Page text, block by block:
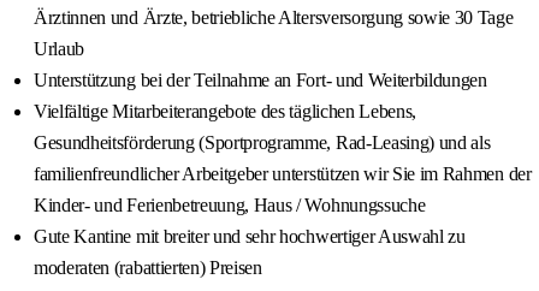
Ärztinnen und Ärzte, betriebliche Altersversorgung sowie 30 Tage
Urlaub
Unterstützung bei der Teilnahme an Fort- und Weiterbildungen
Vielfältige Mitarbeiterangebote des täglichen Lebens,
Gesundheitsförderung (Sportprogramme, Rad-Leasing) und als
familienfreundlicher Arbeitgeber unterstützen wir Sie im Rahmen der
Kinder- und Ferienbetreuung, Haus / Wohnungssuche
Gute Kantine mit breiter und sehr hochwertiger Auswahl zu
moderaten (rabattierten) Preisen